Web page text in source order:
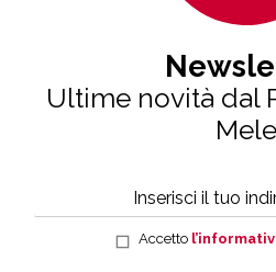
Ultime novità dal
Mele
Accetto